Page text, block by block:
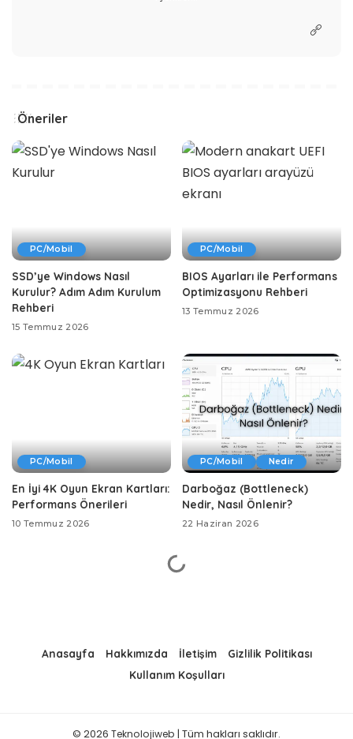
Öneriler
PC/Mobil
SSD’ye Windows Nasıl
Kurulur? Adım Adım Kurulum
Rehberi
15 Temmuz 2026
PC/Mobil
BIOS Ayarları ile Performans
Optimizasyonu Rehberi
13 Temmuz 2026
PC/Mobil
En İyi 4K Oyun Ekran Kartları:
Performans Önerileri
10 Temmuz 2026
PC/Mobil Nedir
Darboğaz (Bottleneck)
Nedir, Nasıl Önlenir?
22 Haziran 2026
Anasayfa Hakkımızda İletişim
Gizlilik Politikası
Kullanım Koşulları
© 2026 Teknolojiweb | Tüm hakları saklıdır.